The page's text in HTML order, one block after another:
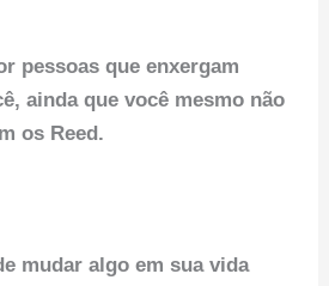
pessoas que enxergam
ainda que você mesmo não
os Reed.
mudar algo em sua vida